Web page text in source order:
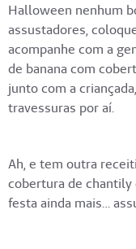
Halloween nenhum
assustadores,
acompanhe com a
de banana com
junto com a
travessuras por aí.
Ah, e tem outra
cobertura de chantily
festa ainda mais…